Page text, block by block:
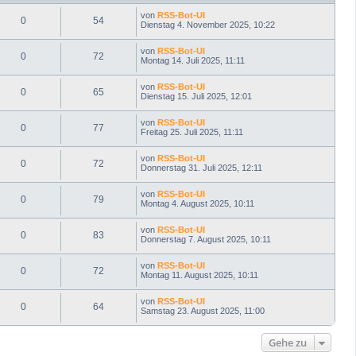
0 54 von RSS-Bot-UI
Dienstag 4. November 2025, 10:22
0 72 von RSS-Bot-UI
Montag 14. Juli 2025, 11:11
0 65 von RSS-Bot-UI
Dienstag 15. Juli 2025, 12:01
0 77 von RSS-Bot-UI
Freitag 25. Juli 2025, 11:11
0 72 von RSS-Bot-UI
Donnerstag 31. Juli 2025, 12:11
0 79 von RSS-Bot-UI
Montag 4. August 2025, 10:11
0 83 von RSS-Bot-UI
Donnerstag 7. August 2025, 10:11
0 72 von RSS-Bot-UI
Montag 11. August 2025, 10:11
0 64 von RSS-Bot-UI
Samstag 23. August 2025, 11:00
Gehe zu